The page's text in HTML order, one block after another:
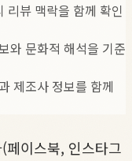
리뷰 맥락을 함께 확인
와 문화적 해석을 기준
제조사 정보를 함께
페이스북, 인스타그